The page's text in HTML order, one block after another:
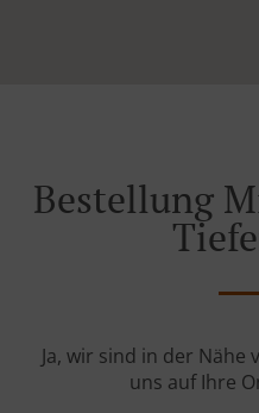
Bestellung
Ja, wir sind in der Nähe
uns auf Ihre